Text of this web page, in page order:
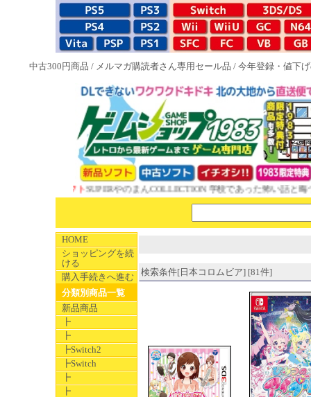
中古300円商品 / メルマガ購読者さん専用セール品 / 今年登録・値下
SUPERやのまんCOLLECTION 学校であった怖い話と晦󠄀つ
HOME
ショッピングを続
ける
購入手続きへ進む
分類別商品一覧
新品商品
┣
┣
┣Switch2
┣Switch
┣
┣
検索条件[日本コロムビア] [81件]